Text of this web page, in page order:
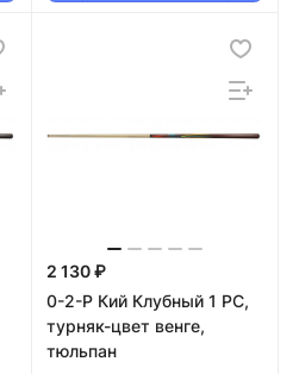
2 130 ₽
0-2-Р Кий Клубный 1 РС,
турняк-цвет венге,
тюльпан